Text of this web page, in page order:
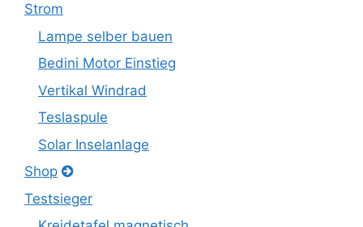
Strom
Lampe selber bauen
Bedini Motor Einstieg
Vertikal Windrad
Teslaspule
Solar Inselanlage
Shop
Testsieger